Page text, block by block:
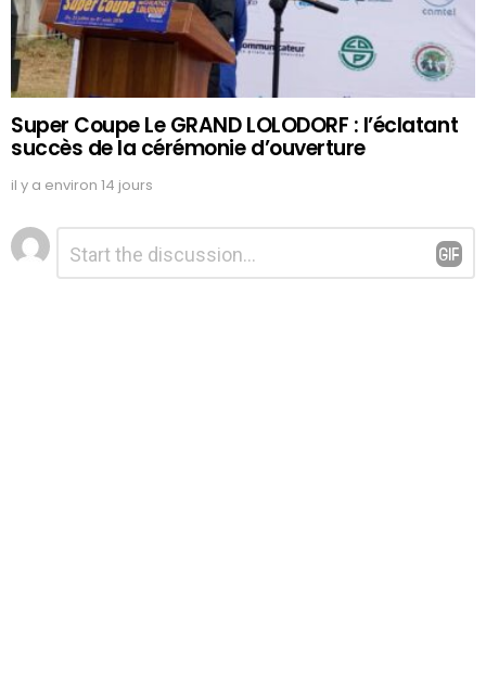
Super Coupe Le GRAND LOLODORF : l’éclatant
succès de la cérémonie d’ouverture
il y a environ 14 jours
Laisser
un
commentaire
Commentaire